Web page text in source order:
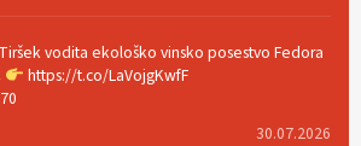
vodita ekološko vinsko posestvo Fedora
https://t.co/LaVojgKwfF
30.07.2026